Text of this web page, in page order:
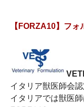
【FORZA10】フ
イタリア獣医師会
イタリアでは獣医